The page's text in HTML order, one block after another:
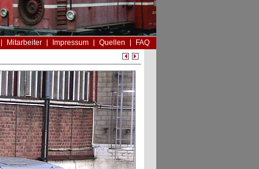
Mitarbeiter Impressum Quellen
FAQ